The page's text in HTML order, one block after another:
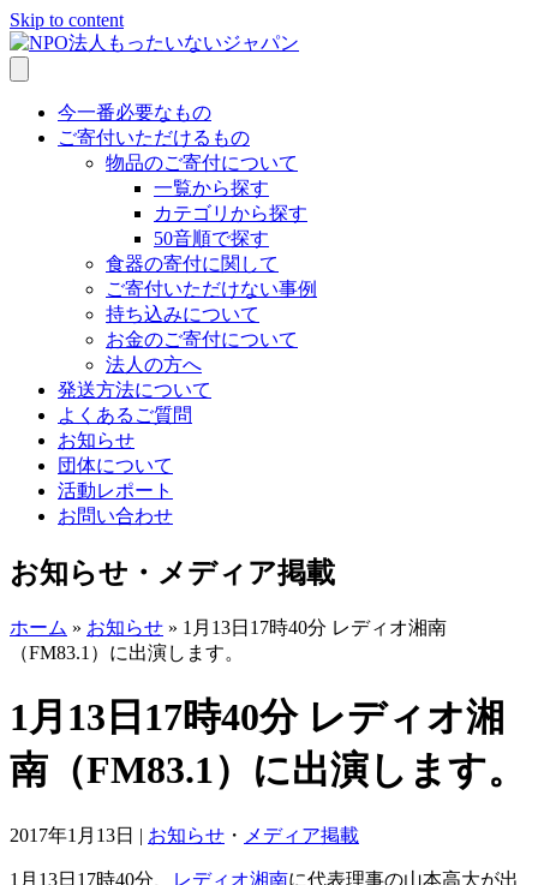
Skip to content
今一番必要なもの
ご寄付いただけるもの
物品のご寄付について
一覧から探す
カテゴリから探す
50音順で探す
食器の寄付に関して
ご寄付いただけない事例
持ち込みについて
お金のご寄付について
法人の方へ
発送方法について
よくあるご質問
お知らせ
団体について
活動レポート
お問い合わせ
お知らせ・メディア掲載
ホーム » お知らせ » 1月13日17時40分 レディオ湘南
（FM83.1）に出演します。
1月13日17時40分 レディオ湘
南（FM83.1）に出演します。
2017年1月13日 | お知らせ ・ メディア掲載
1月13日17時40分、 レディオ湘南に代表理事の山本高大が出